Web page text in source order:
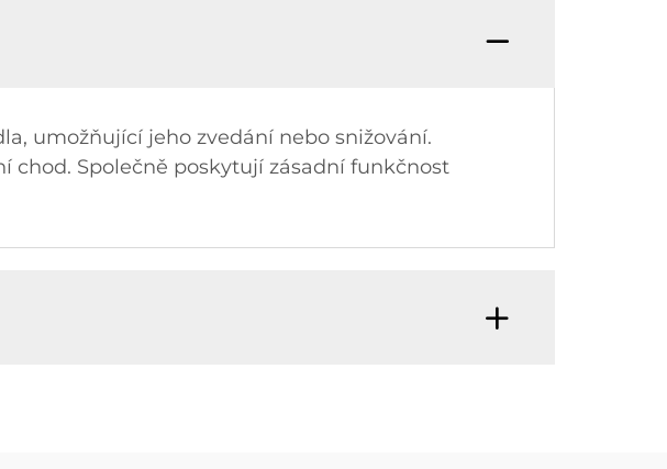
umožňující jeho zvedání nebo snižování.
Společně poskytují zásadní funkčnost